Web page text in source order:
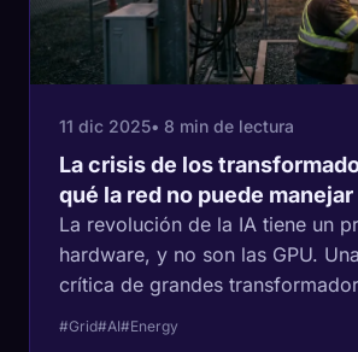
11 dic 2025• 8 min de lectura
La crisis de los
qué la red no puede manejar
La revolución de la IA tiene un
hardware, y no son las GPU.
crítica de grandes
potencia (LPT) y acero eléctrico
#Grid#AI#Energy